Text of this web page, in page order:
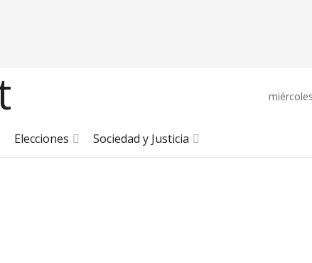
Elecciones Sociedad y Justicia